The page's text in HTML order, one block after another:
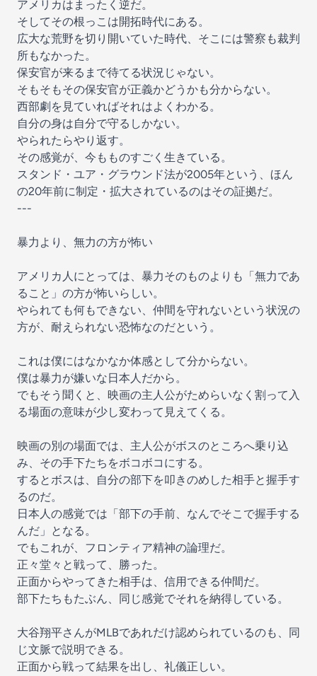
アメリカはまったく逆だ。
そしてその根っこは開拓時代にある。
広大な荒野を切り開いていた時代、そこには警察も裁判
所もなかった。
保安官が来るまで待てる状況じゃない。
そもそもその保安官が正義かどうかも分からない。
西部劇を見ていればそれはよくわかる。
自分の身は自分で守るしかない。
やられたらやり返す。
その感覚が、今もものすごく生きている。
スタンド・ユア・グラウンド法が2005年という、ほん
の20年前に制定・拡大されているのはその証拠だ。
---
暴力より、無力の方が怖い
アメリカ人にとっては、暴力そのものよりも「無力であ
ること」の方が怖いらしい。
やられても何もできない、仲間を守れないという状況の
方が、耐えられない恐怖なのだという。
これは僕にはなかなか体感として分からない。
僕は暴力が嫌いな日本人だから。
でもそう聞くと、映画の主人公がためらいなく割って入
る場面の意味が少し変わって見えてくる。
映画の別の場面では、主人公がボスのところへ乗り込
み、その手下たちをボコボコにする。
するとボスは、自分の部下を叩きのめした相手と握手す
るのだ。
日本人の感覚では「部下の手前、なんでそこで握手する
んだ」となる。
でもこれが、フロンティア精神の論理だ。
正々堂々と戦って、勝った。
正面からやってきた相手は、信用できる仲間だ。
部下たちもたぶん、同じ感覚でそれを納得している。
大谷翔平さんがMLBであれだけ認められているのも、同
じ文脈で説明できる。
正面から戦って結果を出し、礼儀正しい。